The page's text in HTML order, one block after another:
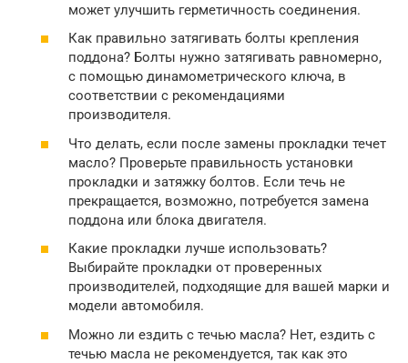
может улучшить герметичность соединения.
Как правильно затягивать болты крепления
поддона? Болты нужно затягивать равномерно,
с помощью динамометрического ключа, в
соответствии с рекомендациями
производителя.
Что делать, если после замены прокладки течет
масло? Проверьте правильность установки
прокладки и затяжку болтов. Если течь не
прекращается, возможно, потребуется замена
поддона или блока двигателя.
Какие прокладки лучше использовать?
Выбирайте прокладки от проверенных
производителей, подходящие для вашей марки и
модели автомобиля.
Можно ли ездить с течью масла? Нет, ездить с
течью масла не рекомендуется, так как это